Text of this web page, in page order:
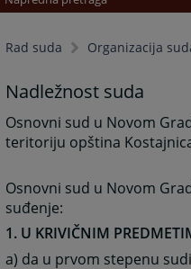
Rad suda Organizacija
Nadležnost suda
Osnovni sud u Novom
teritoriju opština
Osnovni sud u Novom
suđenje:
1. U KRIVIČNIM
a) da u prvom stepenu sudi